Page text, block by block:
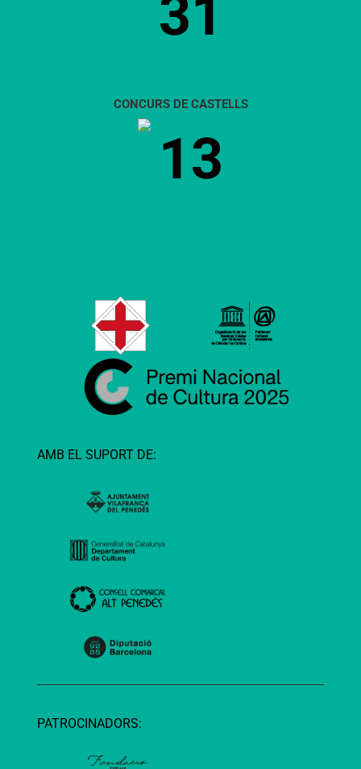
31
CONCURS DE CASTELLS
13
AMB EL SUPORT DE:
PATROCINADORS: